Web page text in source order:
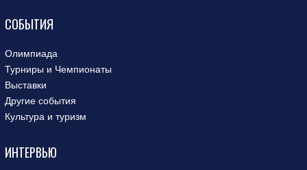
СОБЫТИЯ
Олимпиада
Турниры и Чемпионаты
Выставки
Другие события
Культура и туризм
ИНТЕРВЬЮ